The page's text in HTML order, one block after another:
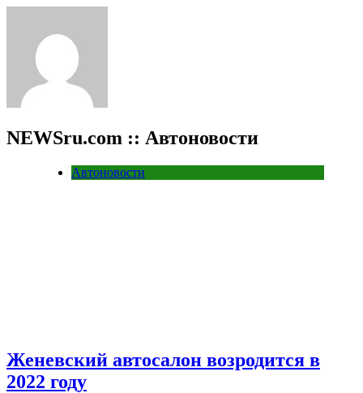
NEWSru.com :: Автоновости
Автоновости
Женевский автосалон возродится в
2022 году